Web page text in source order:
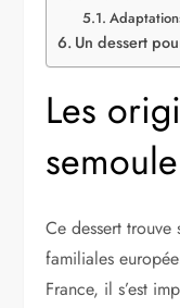
Un dessert
Les
Ce dessert trouve
familiales
France, il s’est